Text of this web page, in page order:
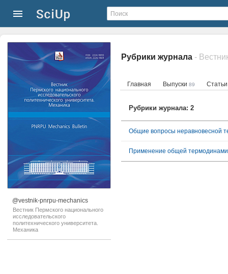
@vestnik-pnrpu-mechanics
Вестник Пермского национального
исследовательского
политехнического университета.
Механика
Рубрики журнала
Главная Выпуски 89
Рубрики журнала: 2
Общие вопросы неравновесной
Применение общей